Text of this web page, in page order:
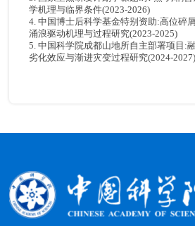
学机理与临界条件(2023-2026)
4. 中国博士后科学基金特别资助:高位碎
涌浪驱动机理与过程研究(2023-2025)
5. 中国科学院成都山地所自主部署项目:
劣化效应与渐进灾变过程研究(2024-2027)